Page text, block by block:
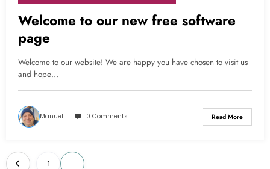
Welcome to our new free software
page
Welcome to our website! We are happy you have chosen to visit us
and hope…
Manuel 0 Comments Read More
Posts 1